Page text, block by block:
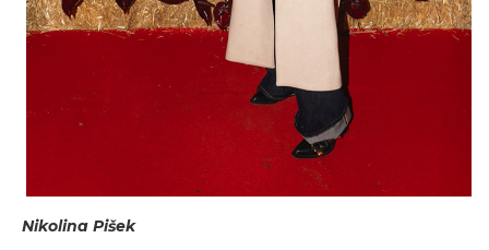
Nikolina Pišek